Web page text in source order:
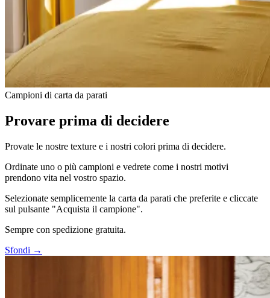
Campioni di carta da parati
Provare prima di decidere
Provate le nostre texture e i nostri colori prima di decidere.
Ordinate uno o più campioni e vedrete come i nostri motivi
prendono vita nel vostro spazio.
Selezionate semplicemente la carta da parati che preferite e cliccate
sul pulsante "Acquista il campione".
Sempre con spedizione gratuita.
Sfondi →